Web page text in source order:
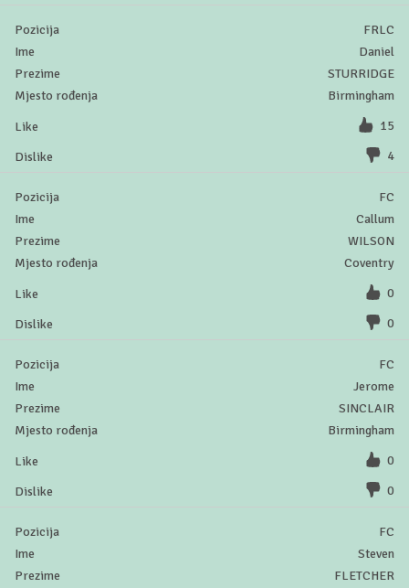
FRLC
Daniel
STURRIDGE
Birmingham
15
4
FC
Callum
WILSON
Coventry
0
0
FC
Jerome
SINCLAIR
Birmingham
0
0
FC
Steven
FLETCHER